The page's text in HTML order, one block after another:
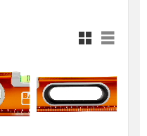
Rutnätsvy
Listvy